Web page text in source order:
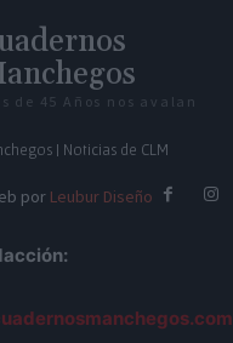
de 45 Años nos avalan
| Noticias de CLM
por Leubur Diseño